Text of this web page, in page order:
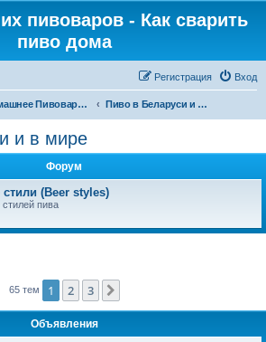
пивоваров - Как cварить
пиво дома
Вход
Регистрация
Домашнее Пивоварение - Минск Беларусь Пиво в Беларуси и в мире
и в мире
Форум
(Beer styles)
пива
65 тем 1 2 3
Объявления